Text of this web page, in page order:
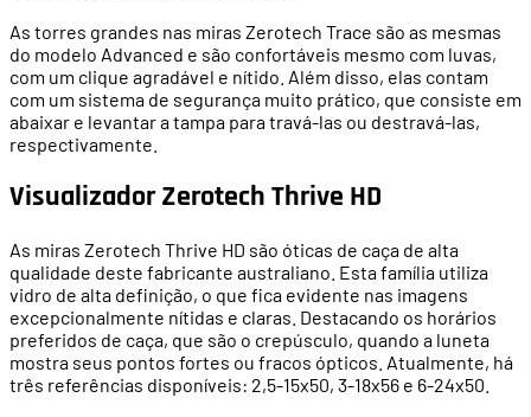
As torres grandes nas miras Zerotech Trace são as mesmas
do modelo Advanced e são confortáveis ​​mesmo com luvas,
com um clique agradável e nítido. Além disso, elas contam
com um sistema de segurança muito prático, que consiste em
abaixar e levantar a tampa para travá-las ou destravá-las,
respectivamente.
Visualizador Zerotech Thrive HD
As miras Zerotech Thrive HD são óticas de caça de alta
qualidade deste fabricante australiano. Esta família utiliza
vidro de alta definição, o que fica evidente nas imagens
excepcionalmente nítidas e claras. Destacando os horários
preferidos de caça, que são o crepúsculo, quando a luneta
mostra seus pontos fortes ou fracos ópticos. Atualmente, há
três referências disponíveis: 2,5-15x50, 3-18x56 e 6-24x50.